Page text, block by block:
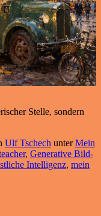
Stelle, sondern
Ulf Tschech unterMein
, Generative Bild-
Intelligenz, mein